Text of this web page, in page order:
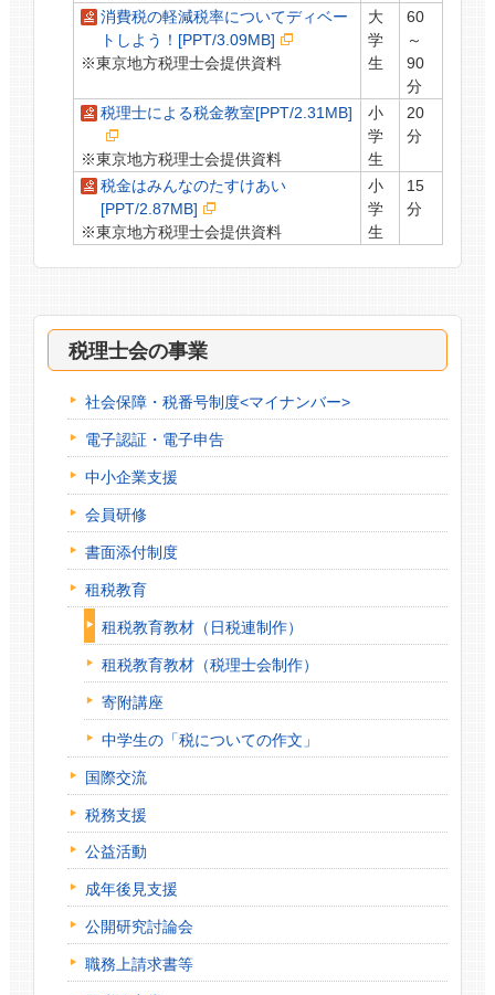
消費税の軽減税率についてディベー
トしよう！[PPT/3.09MB]
※東京地方税理士会提供資料
大
学
生
60
～
90
分
税理士による税金教室[PPT/2.31MB]
※東京地方税理士会提供資料
小
学
生
20
分
税金はみんなのたすけあい
[PPT/2.87MB]
※東京地方税理士会提供資料
小
学
生
15
分
税理士会の事業
社会保障・税番号制度<マイナンバー>
電子認証・電子申告
中小企業支援
会員研修
書面添付制度
租税教育
租税教育教材（日税連制作）
租税教育教材（税理士会制作）
寄附講座
中学生の「税についての作文」
国際交流
税務支援
公益活動
成年後見支援
公開研究討論会
職務上請求書等